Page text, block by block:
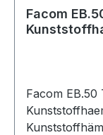
Facom
Facom
Kunststoffhämmer rot Ø 50 mm